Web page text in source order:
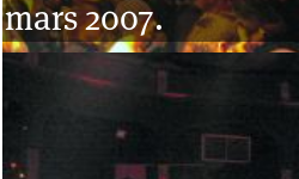
mars 2007.